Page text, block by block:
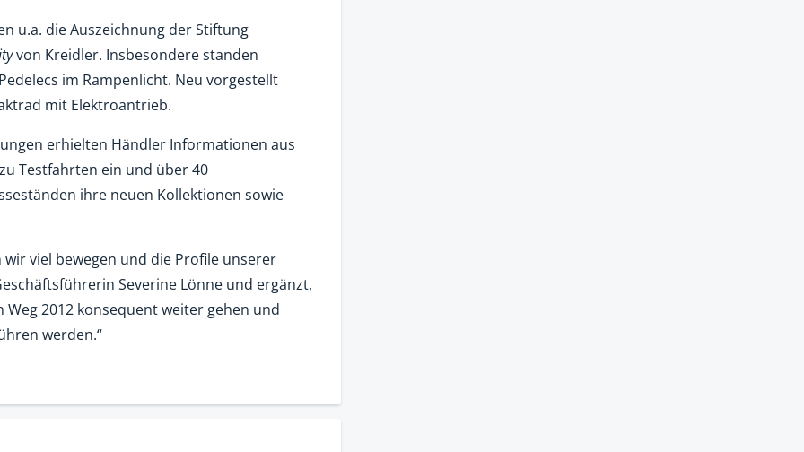
u.a. die Auszeichnung der Stiftung
von Kreidler. Insbesondere standen
im Rampenlicht. Neu vorgestellt
mit Elektroantrieb.
erhielten Händler Informationen aus
Testfahrten ein und über 40
ihre neuen Kollektionen sowie
wir viel bewegen und die Profile unserer
Severine Lönne und ergänzt,
Weg 2012 konsequent weiter gehen und
werden.“